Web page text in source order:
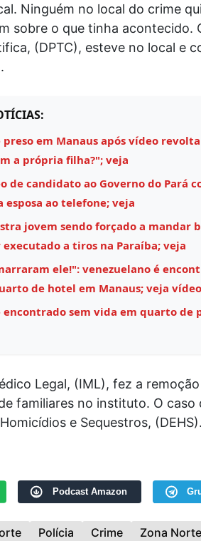
Ninguém no local do crime
sobre o que tinha acontecido.
(DPTC), esteve no local e
preso em Manaus após vídeo
a própria filha?"; veja
de candidato ao Governo do Pará
esposa ao telefone; veja
jovem sendo forçado a mandar
executado a tiros na Paraíba; veja
ele!": venezuelano é
de hotel em Manaus; veja vídeo
encontrado sem vida em quarto de
Legal, (IML), fez a
familiares no instituto. O caso
e Sequestros, (DEHS).
Podcast Amazon
Polícia Crime Zona Norte